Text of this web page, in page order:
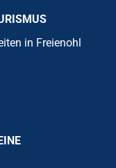
in Freienohl